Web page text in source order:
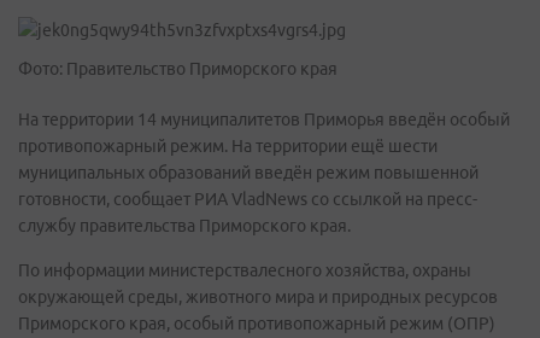
Фото: Правительство Приморского края
На территории 14 муниципалитетов Приморья введён особый
противопожарный режим. На территории ещё шести
муниципальных образований введён режим повышенной
готовности, сообщает РИА VladNews со ссылкой на пресс-
службу правительства Приморского края.
По информации министерствалесного хозяйства, охраны
окружающей среды, животного мира и природных ресурсов
Приморского края, особый противопожарный режим (ОПР)